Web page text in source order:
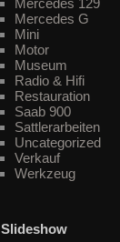
Mercedes G
Mini
Motor
Museum
Radio & Hifi
Restauration
Saab 900
Sattlerarbeiten
Uncategorized
Verkauf
Werkzeug
Slideshow